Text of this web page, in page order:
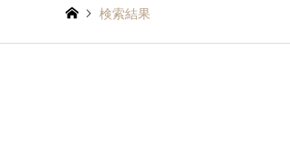
検索結果